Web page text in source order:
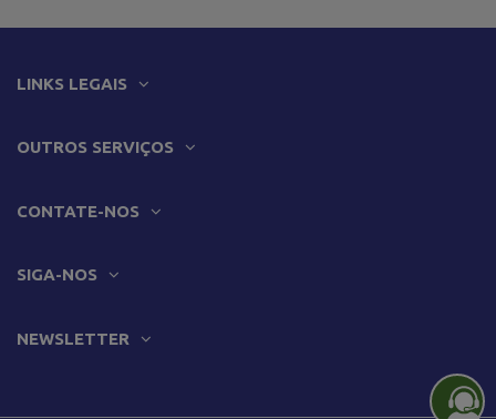
LINKS LEGAIS
OUTROS SERVIÇOS
CONTATE-NOS
SIGA-NOS
NEWSLETTER